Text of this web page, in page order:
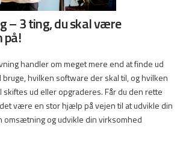
– 3 ting, du skal være
handler om meget mere end at finde ud
bruge, hvilken software der skal til, og hvilken
ud eller opgraderes. Får du den rette
være en stor hjælp på vejen til at udvikle din
omsætning og udvikle din virksomhed